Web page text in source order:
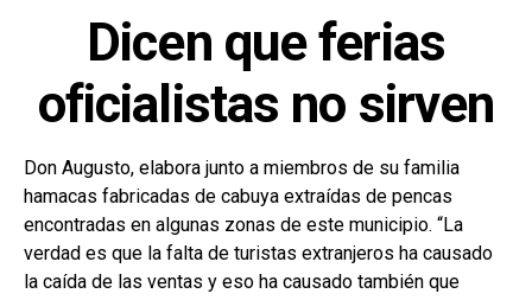
Dicen que ferias
oficialistas no sirven
Don Augusto, elabora junto a miembros de su familia
hamacas fabricadas de cabuya extraídas de pencas
encontradas en algunas zonas de este municipio. “La
verdad es que la falta de turistas extranjeros ha causado
la caída de las ventas y eso ha causado también que